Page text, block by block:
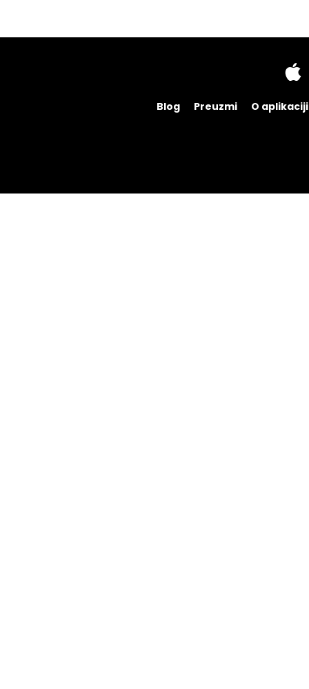
Blog Preuzmi O aplikaciji